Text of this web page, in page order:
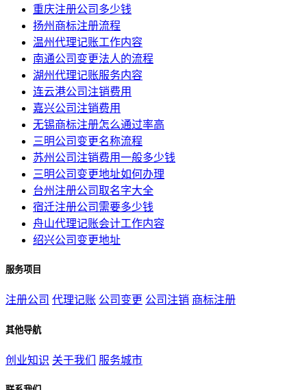
重庆注册公司多少钱
扬州商标注册流程
温州代理记账工作内容
南通公司变更法人的流程
湖州代理记账服务内容
连云港公司注销费用
嘉兴公司注销费用
无锡商标注册怎么通过率高
三明公司变更名称流程
苏州公司注销费用一般多少钱
三明公司变更地址如何办理
台州注册公司取名字大全
宿迁注册公司需要多少钱
舟山代理记账会计工作内容
绍兴公司变更地址
服务项目
注册公司 代理记账 公司变更 公司注销 商标注册
其他导航
创业知识 关于我们 服务城市